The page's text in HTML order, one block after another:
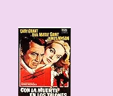
1909
1906